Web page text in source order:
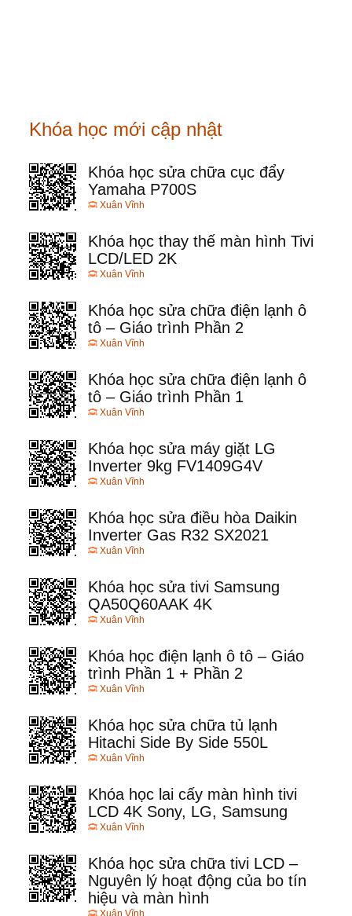
Khóa học mới cập nhật
Khóa học sửa chữa cục đẩy
Yamaha P700S
Xuân Vĩnh
Khóa học thay thế màn hình Tivi
LCD/LED 2K
Xuân Vĩnh
Khóa học sửa chữa điện lạnh ô
tô – Giáo trình Phần 2
Xuân Vĩnh
Khóa học sửa chữa điện lạnh ô
tô – Giáo trình Phần 1
Xuân Vĩnh
Khóa học sửa máy giặt LG
Inverter 9kg FV1409G4V
Xuân Vĩnh
Khóa học sửa điều hòa Daikin
Inverter Gas R32 SX2021
Xuân Vĩnh
Khóa học sửa tivi Samsung
QA50Q60AAK 4K
Xuân Vĩnh
Khóa học điện lạnh ô tô – Giáo
trình Phần 1 + Phần 2
Xuân Vĩnh
Khóa học sửa chữa tủ lạnh
Hitachi Side By Side 550L
Xuân Vĩnh
Khóa học lai cấy màn hình tivi
LCD 4K Sony, LG, Samsung
Xuân Vĩnh
Khóa học sửa chữa tivi LCD –
Nguyên lý hoạt động của bo tín
hiệu và màn hình